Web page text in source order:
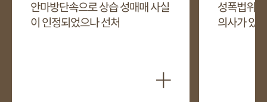
안마방단속으로 상습 성매매 사실
이 인정되었으나 선처
+
성폭법위
의사가 있